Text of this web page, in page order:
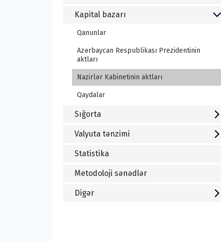
Kapital bazarı
Qanunlar
Azərbaycan Respublikası Prezidentinin
aktları
Nazirlər Kabinetinin aktları
Qaydalar
Sığorta
Valyuta tənzimi
Statistika
Metodoloji sənədlər
Digər